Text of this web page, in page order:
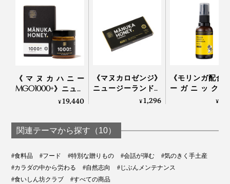
《マヌカハニー
MGO1000+》ニュー
ジーランド政府認
ハニー（保証書付）
｜トゥルーハニー
¥19,440
《マヌカロゼンジ》
ニュージーランド政
府認定、マヌカハニ
ュガー）｜トゥルー
ハニー
¥1,296
《モリンガ配合
ーガニック
100％》
リーの「マヌカ
TAMAU×24
ORGANIC DAYS
¥
関連テーマから探す（10）
#食料品 #フード #特別な贈りもの #会話が弾む
#気のきく手土産
#カラダの中から労わる
#自然志向
#じぶんメンテナンス
#食いしん坊クラブ
#すべての商品